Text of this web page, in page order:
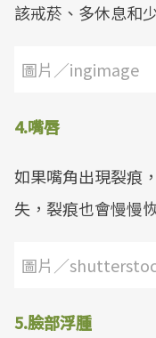
該戒菸、多休息和
圖片／ingimage
4.嘴唇
如果嘴角出現裂痕
失，裂痕也會慢慢
圖片／
5.臉部浮腫